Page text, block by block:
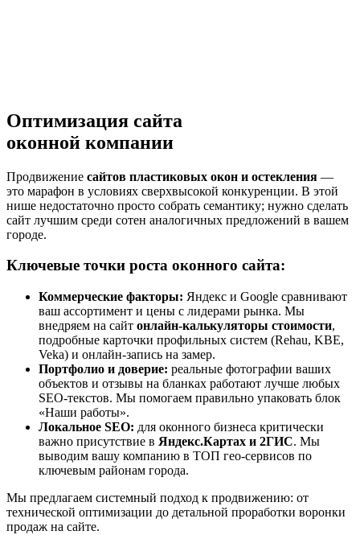
Оптимизация сайта
оконной компании
Продвижение сайтов пластиковых окон и остекления —
это марафон в условиях сверхвысокой конкуренции. В этой
нише недостаточно просто собрать семантику; нужно сделать
сайт лучшим среди сотен аналогичных предложений в вашем
городе.
Ключевые точки роста оконного сайта:
Коммерческие факторы: Яндекс и Google сравнивают
ваш ассортимент и цены с лидерами рынка. Мы
внедряем на сайт онлайн-калькуляторы стоимости,
подробные карточки профильных систем (Rehau, KBE,
Veka) и онлайн-запись на замер.
Портфолио и доверие: реальные фотографии ваших
объектов и отзывы на бланках работают лучше любых
SEO-текстов. Мы помогаем правильно упаковать блок
«Наши работы».
Локальное SEO: для оконного бизнеса критически
важно присутствие в Яндекс.Картах и 2ГИС. Мы
выводим вашу компанию в ТОП гео-сервисов по
ключевым районам города.
Мы предлагаем системный подход к продвижению: от
технической оптимизации до детальной проработки воронки
продаж на сайте.